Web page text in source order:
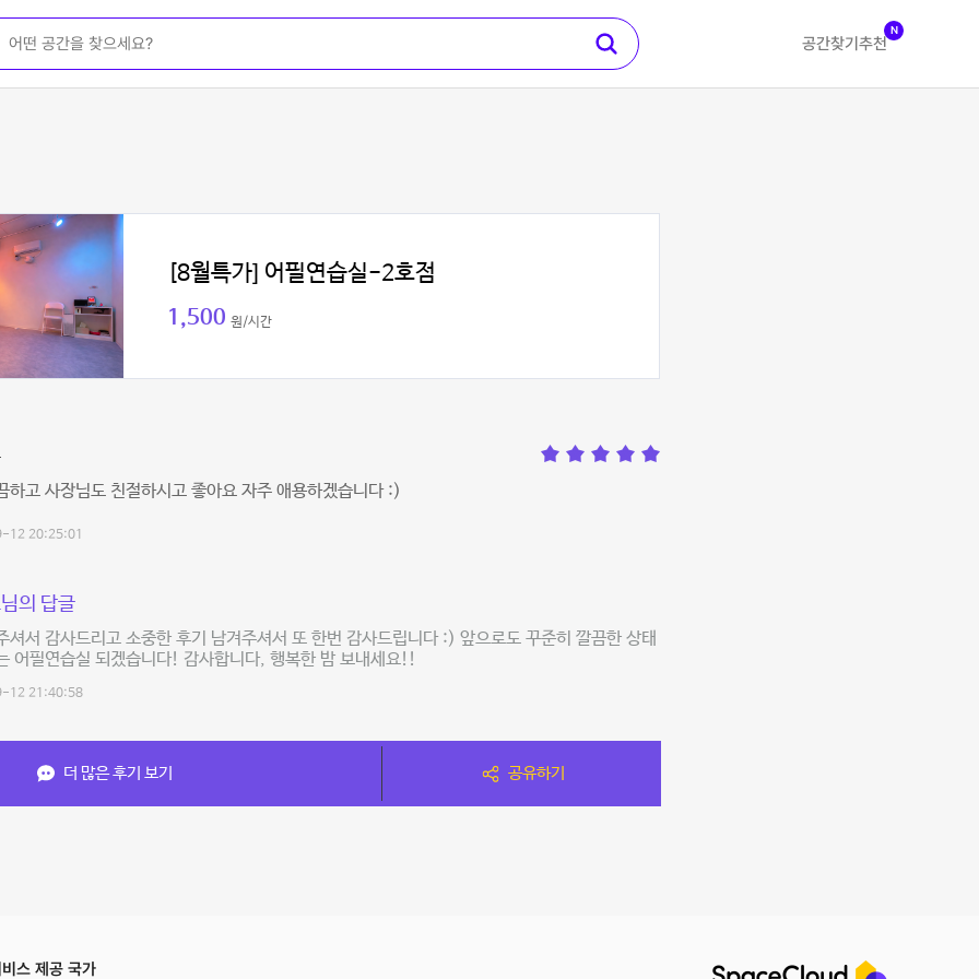
공간찾기 추천
N
[8월특가] 어필연습실-2호점
1,500 원/시간
하고 사장님도 친절하시고 좋아요 자주 애용하겠습니다 :)
12 20:25:01
의 답글
셔서 감사드리고 소중한 후기 남겨주셔서 또 한번 감사드립니다 :) 앞으로도 꾸준히 깔끔한 상태
어필연습실 되겠습니다! 감사합니다, 행복한 밤 보내세요!!
12 21:40:58
더 많은 후기 보기 공유하기
스 제공 국가